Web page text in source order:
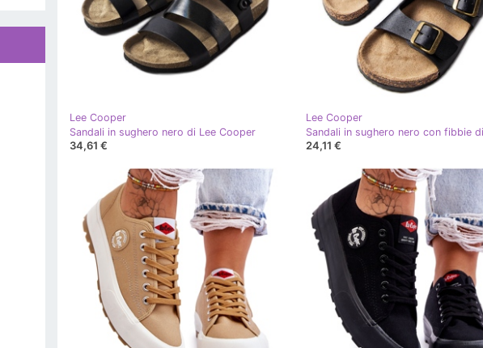
Lee Cooper
Sandali in sughero nero di Lee Cooper
34,61 €
Lee Cooper
24,11 €